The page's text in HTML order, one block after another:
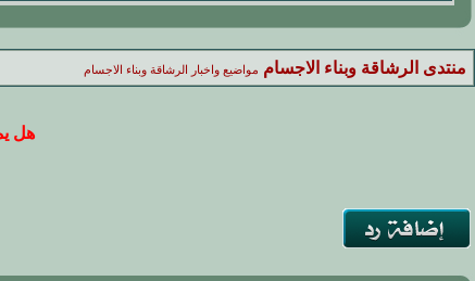
منتدى الرشاقة وبناء الاجسام مواضيع واخبار الرشاقة وبناء الاجسام
هل